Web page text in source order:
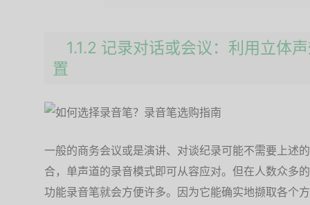
1.1.2 记录对话或会议：利用立体
置
一般的商务会议或是演讲、对谈纪录可能不需要上述
合，单声道的录音模式即可从容应对。但在人数众多
功能录音笔就会方便许多。因为它能确实地撷取各个